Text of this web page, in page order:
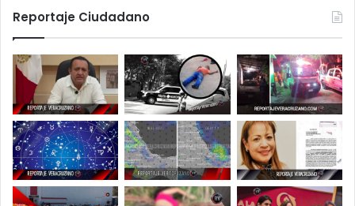
Reportaje Ciudadano